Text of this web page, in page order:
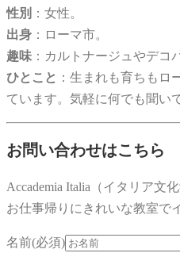
性別 ：女性。
出身 ：ローマ市。
趣味 ：カルトナージュやデコ
ひとこと ：生まれも育ちも
ています。気軽に何でも聞い
お問い合わせはこちら
Accademia Italia（イタリア文
お仕事帰りにきれいな教室で
名前(必須)